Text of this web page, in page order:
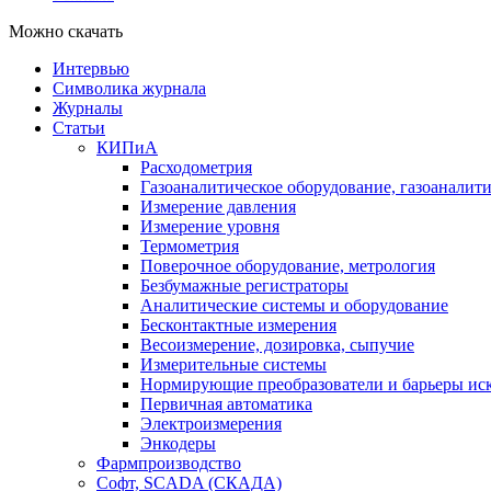
Можно скачать
Интервью
Символика журнала
Журналы
Статьи
КИПиА
Расходометрия
Газоаналитическое оборудование,
Измерение давления
Измерение уровня
Термометрия
Поверочное оборудование, метрология
Безбумажные регистраторы
Аналитические системы и оборудование
Бесконтактные измерения
Весоизмерение, дозировка, сыпучие
Измерительные системы
Нормирующие преобразователи и барьеры
Первичная автоматика
Электроизмерения
Энкодеры
Фармпроизводство
Софт, SCADA (СКАДА)